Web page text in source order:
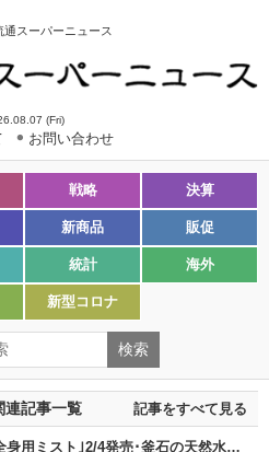
通スーパーニュース
(Fri)
お問い合わせ
戦略 決算
新商品 販促
統計 海外
新型コロナ
連記事一覧 記事をすべて見る
良品計画news｜｢肌の天然水 全身用ミスト｣2/4発売･釜石の天然水使用